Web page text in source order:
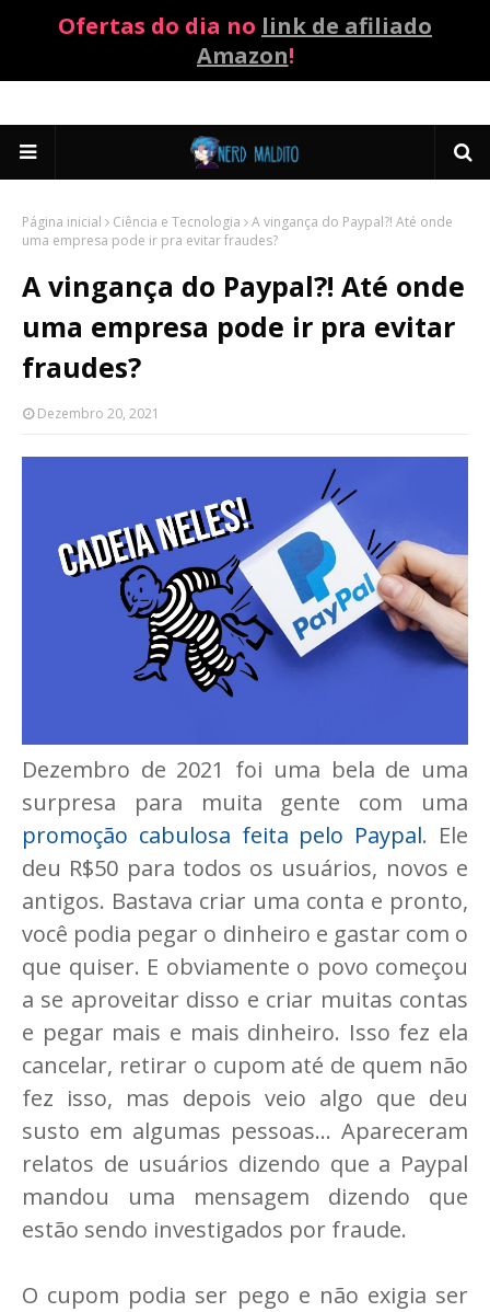
Ofertas do dia no link de afiliado
Amazon!
Página inicial Ciência e Tecnologia
A vingança do Paypal?! Até onde
uma empresa pode ir pra evitar fraudes?
A vingança do Paypal?! Até onde
uma empresa pode ir pra evitar
fraudes?
Dezembro 20, 2021
Dezembro de 2021 foi uma bela de uma
surpresa para muita gente com uma
promoção cabulosa feita pelo Paypal. Ele
deu R$50 para todos os usuários, novos e
antigos. Bastava criar uma conta e pronto,
você podia pegar o dinheiro e gastar com o
que quiser. E obviamente o povo começou
a se aproveitar disso e criar muitas contas
e pegar mais e mais dinheiro. Isso fez ela
cancelar, retirar o cupom até de quem não
fez isso, mas depois veio algo que deu
susto em algumas pessoas... Apareceram
relatos de usuários dizendo que a Paypal
mandou uma mensagem dizendo que
estão sendo investigados por fraude.
O cupom podia ser pego e não exigia ser